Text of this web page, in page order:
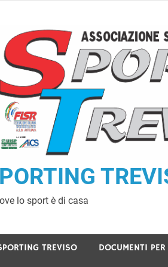
lo sport è di casa
TREVISO DOCUMENTI